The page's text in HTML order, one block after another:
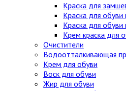
Краска для
Краска для обуви
Краска для обуви
Крем краска для
Очистители
Водоотталкивающая
Крем для обуви
Воск для обуви
Жир для обуви